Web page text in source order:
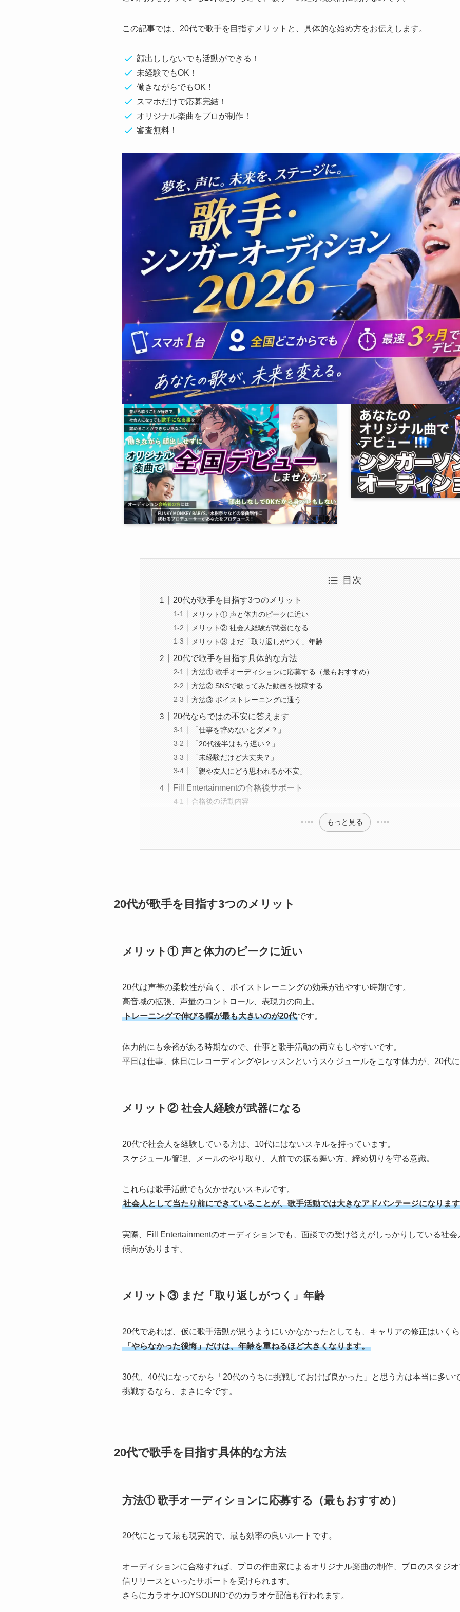
VIDEO
STAFF BLOG
CONTACT
この記事では、20代で歌手を目指すメリットと、具体的な始め方をお伝えします。
顔出ししないでも活動ができる！
未経験でもOK！
働きながらでもOK！
スマホだけで応募完結！
オリジナル楽曲をプロが制作！
審査無料！
目次
20代が歌手を目指す3つのメリット
メリット① 声と体力のピークに近い
メリット② 社会人経験が武器になる
メリット③ まだ「取り返しがつく」年齢
20代で歌手を目指す具体的な方法
方法① 歌手オーディションに応募する（最もおすすめ）
方法② SNSで歌ってみた動画を投稿する
方法③ ボイストレーニングに通う
20代ならではの不安に答えます
「仕事を辞めないとダメ？」
「20代後半はもう遅い？」
「未経験だけど大丈夫？」
「親や友人にどう思われるか不安」
Fill Entertainmentの合格後サポート
合格後の活動内容
もっと見る
20代が歌手を目指す3つのメリット
メリット① 声と体力のピークに近い
20代は声帯の柔軟性が高く、ボイストレーニングの効果が出やすい時期です。
高音域の拡張、声量のコントロール、表現力の向上。
トレーニングで伸びる幅が最も大きいのが20代です。
体力的にも余裕がある時期なので、仕事と歌手活動の両立もしやすいです。
平日は仕事、休日にレコーディングやレッスンというスケジュールをこなす体力が、20代に
メリット② 社会人経験が武器になる
20代で社会人を経験している方は、10代にはないスキルを持っています。
スケジュール管理、メールのやり取り、人前での振る舞い方、締め切りを守る意識。
これらは歌手活動でも欠かせないスキルです。
社会人として当たり前にできていることが、歌手活動では大きなアドバンテージになりま
実際、Fill Entertainmentのオーディションでも、面談での受け答えがしっかりしている社
傾向があります。
メリット③ まだ「取り返しがつく」年齢
20代であれば、仮に歌手活動が思うようにいかなかったとしても、キャリアの修正はいくら
「やらなかった後悔」だけは、年齢を重ねるほど大きくなります。
30代、40代になってから「20代のうちに挑戦しておけば良かった」と思う方は本当に多いで
挑戦するなら、まさに今です。
20代で歌手を目指す具体的な方法
方法① 歌手オーディションに応募する（最もおすすめ）
20代にとって最も現実的で、最も効率の良いルートです。
オーディションに合格すれば、プロの作曲家によるオリジナル楽曲の制作、プロのスタジ
信リリースといったサポートを受けられます。
さらにカラオケJOYSOUNDでのカラオケ配信も行われます。